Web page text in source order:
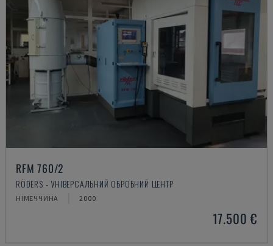
RFM 760/2
RÖDERS - УНІВЕРСАЛЬНИЙ ОБРОБНИЙ ЦЕНТР
НІМЕЧЧИНА 2000
17.500 €